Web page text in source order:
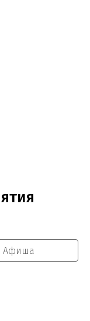
Афиша